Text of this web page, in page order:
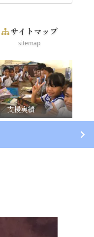
サイトマップ
sitemap
支援実績